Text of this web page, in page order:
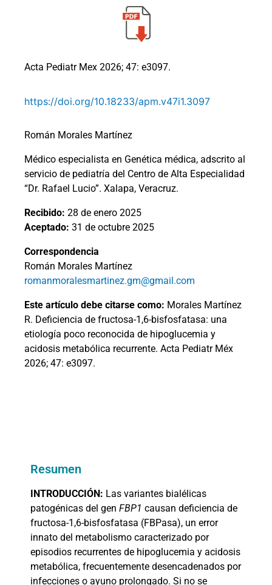
Acta Pediatr Mex 2026; 47: e3097.
https://doi.org/10.18233/apm.v47i1.3097
Román Morales Martínez
Médico especialista en Genética médica, adscrito al
servicio de pediatría del Centro de Alta Especialidad
“Dr. Rafael Lucio”. Xalapa, Veracruz.
Recibido: 28 de enero 2025
Aceptado: 31 de octubre 2025
Correspondencia
Román Morales Martínez
romanmoralesmartinez.gm@gmail.com
Este artículo debe citarse como: Morales Martínez
R. Deficiencia de fructosa-1,6-bisfosfatasa: una
etiología poco reconocida de hipoglucemia y
acidosis metabólica recurrente. Acta Pediatr Méx
2026; 47: e3097.
Resumen
INTRODUCCIÓN: Las variantes bialélicas
patogénicas del gen FBP1 causan deficiencia de
fructosa-1,6-bisfosfatasa (FBPasa), un error
innato del metabolismo caracterizado por
episodios recurrentes de hipoglucemia y acidosis
metabólica, frecuentemente desencadenados por
infecciones o ayuno prolongado. Si no se